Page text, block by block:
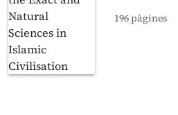
196 pàgines